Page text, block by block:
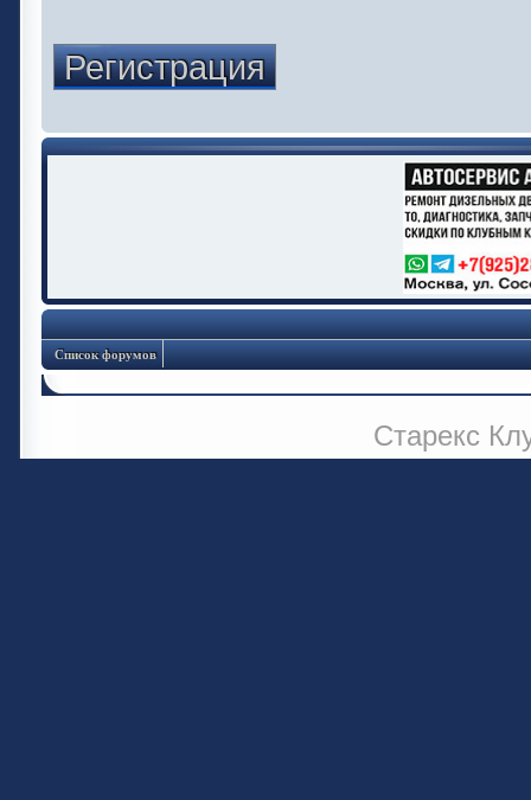
Регистрация
Список форумов
Старекс